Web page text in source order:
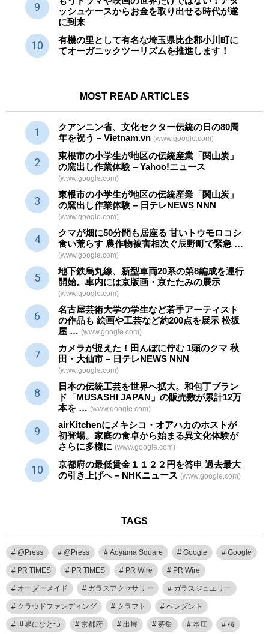
ッシュケースからお金を取り出せる時代が遂
に到来
有機の里として有名な埼玉県比企郡小川町に
てオーガニックツーリズムを推進します！
MOST READ ARTICLES
クアンニン省、文化セクター伝統の日の80周
年を祝う – Vietnam.vn (www.google.com)
東根市の小学生が地区の伝統産業 「関山炭」
の窯出し作業体験 – Yahoo!ニュース
(www.google.com)
東根市の小学生が地区の伝統産業 「関山炭」
の窯出し作業体験 – 日テレNEWS NNN
(www.google.com)
クマが畑に50分間も居座る 甘いトウモロコシ
食い荒らす 農作物被害相次ぐ辰野町で緊急 …
(www.google.com)
地下鉄烏丸線、新型車両20系の第8編成を運行
開始。車内には京版画・京たたみの展示
(www.google.com)
名古屋芸術大学の学生など若手アーティスト
の作品も 絵画や工芸など約200点を展示 松坂
屋 … (www.google.com)
カメラが捉えた！田んぼに佇む 1頭のクマ 秋
田・大仙市 – 日テレNEWS NNN
(www.google.com)
日本の伝統工芸を世界へ拡大。和包丁ブラン
ド「MUSASHI JAPAN」の販売数が累計12万
本を … (www.google.com)
airKitchenにメキシコ・オアハカのホストが
初登場。家庭の食卓から始まる異文化体験が
さらに多様に (www.google.com)
京都府の最低賃金１１２２円を答申 過去最大
の引き上げへ – NHKニュース (www.google.com)
TAGS
@Press @Press Aoyama Square Google Google
PR TIMES PR TIMES PR Wire PR Wire
オーダーメイド ガラスアクセサリー ガラスジュエリー
クラウドファンディング クラフト ペンダント
世界にひとつ 京都府 出展 募集 本庄 桜